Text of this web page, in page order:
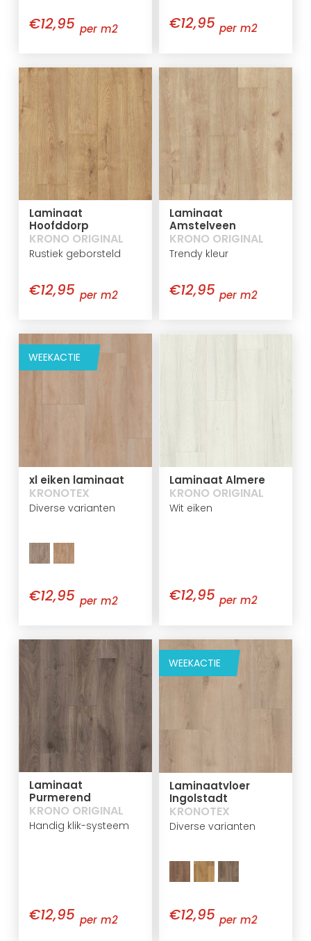
€12,95 per m2 €12,95 per m2
Laminaat
Hoofddorp
KRONO ORIGINAL
Rustiek geborsteld
€12,95 per m2
Laminaat
Amstelveen
KRONO ORIGINAL
Trendy kleur
€12,95 per m2
WEEKACTIE
xl eiken laminaat
KRONOTEX
Diverse varianten
€12,95 per m2
Laminaat Almere
KRONO ORIGINAL
Wit eiken
€12,95 per m2
Laminaat
Purmerend
KRONO ORIGINAL
Handig klik-systeem
€12,95 per m2
WEEKACTIE
Laminaatvloer
Ingolstadt
KRONOTEX
Diverse varianten
€12,95 per m2